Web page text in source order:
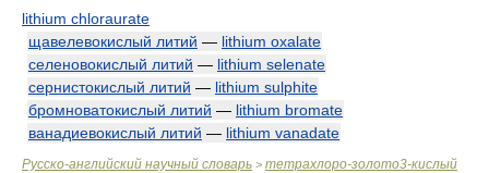
lithium chloraurate
щавелевокислый литий — lithium oxalate
селеновокислый литий — lithium selenate
сернистокислый литий — lithium sulphite
бромноватокислый литий — lithium bromate
ванадиевокислый литий — lithium vanadate
Русско-английский научный словарь > тетрахлоро-золото3-кислый